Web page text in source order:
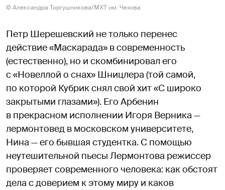
© Александра Торгушникова/МХТ им. Чехова
Петр Шерешевский не только перенес
действие «Маскарада» в современность
(естественно), но и скомбинировал его
с «Новеллой о снах» Шницлера (той самой,
по которой Кубрик снял свой хит «С широко
закрытыми глазами»). Его Арбенин
в прекрасном исполнении Игоря Верника —
лермонтовед в московском университете,
Нина — его бывшая студентка. С помощью
неутешительной пьесы Лермонтова режиссер
проверяет современного человека: как обстоят
дела с доверием к этому миру и каков